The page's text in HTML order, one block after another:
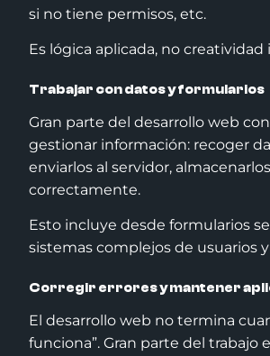
si no tiene permisos, etc.
Es lógica aplicada, no creatividad
Trabajar con datos y formularios
Gran parte del desarrollo web
gestionar información: recoger
enviarlos al servidor,
correctamente.
Esto incluye desde formularios
sistemas complejos de usuarios
Corregir errores y mantener
El desarrollo web no termina
funciona”. Gran parte del trabajo